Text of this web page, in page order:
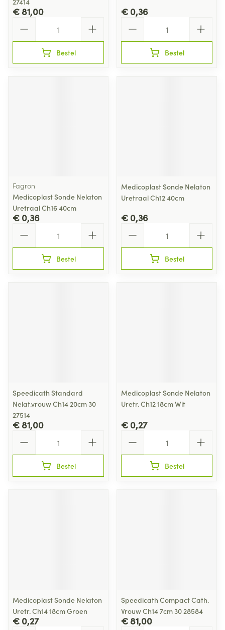
€ 81,00
Bestel
€ 0,36
Bestel
Fagron
Medicoplast Sonde Nelaton
Uretraal Ch16 40cm
€ 0,36
Bestel
Medicoplast Sonde Nelaton
Uretraal Ch12 40cm
€ 0,36
Bestel
Speedicath Standard
Nelat.vrouw Ch14 20cm 30
27514
€ 81,00
Bestel
Medicoplast Sonde Nelaton
Uretr. Ch12 18cm Wit
€ 0,27
Bestel
Medicoplast Sonde Nelaton
Uretr. Ch14 18cm Groen
€ 0,27
Speedicath Compact Cath.
Vrouw Ch14 7cm 30 28584
€ 81,00